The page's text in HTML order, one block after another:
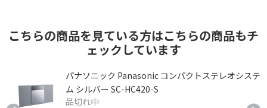
こちらの商品を見ている方はこちらの商品もチ
ェックしています
パナソニック Panasonic コンパクトステレオシステ
ム シルバー SC-HC420-S
品切れ中